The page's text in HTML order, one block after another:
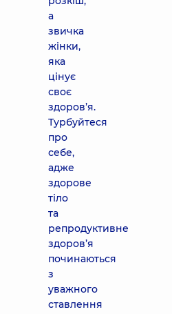
а
звичка
жінки,
яка
цінує
своє
здоров’я.
Турбуйтеся
про
себе,
адже
здорове
тіло
та
репродуктивне
здоров’я
починаються
з
уважного
ставлення